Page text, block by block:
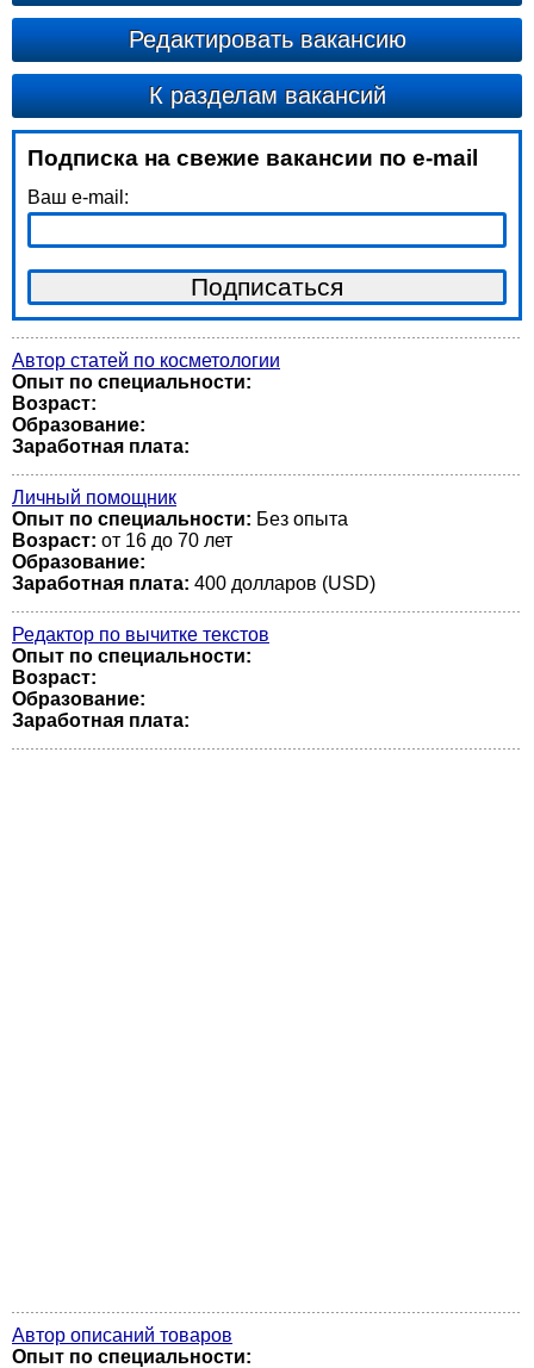
Редактировать вакансию
К разделам вакансий
Подписка на свежие вакансии по e-mail
Ваш e-mail:
Автор статей по косметологии
Опыт по специальности:
Возраст:
Образование:
Заработная плата:
Личный помощник
Опыт по специальности: Без опыта
Возраст: от 16 до 70 лет
Образование:
Заработная плата: 400 долларов (USD)
Редактор по вычитке текстов
Опыт по специальности:
Возраст:
Образование:
Заработная плата:
Автор описаний товаров
Опыт по специальности: